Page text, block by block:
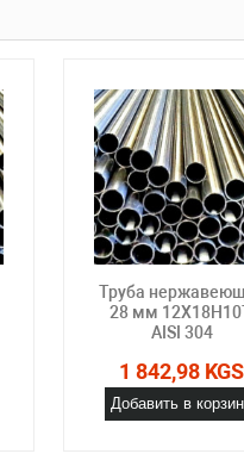
Труба
28 мм
AISI 304
1 842,98 KGS
Добавить в